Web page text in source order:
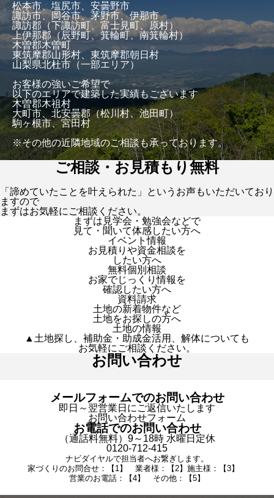
松本市、塩尻市、安曇野市
諏訪市、岡谷市、茅野市、伊那市
諏訪郡（下諏訪町、富士見町、原村）
上伊那郡（辰野町、箕輪町、南箕輪村）
木曽郡木曽町
東筑摩郡山形村、東筑摩郡朝日村
山梨県北杜市（一部エリア）
お客様の強いご希望で
以下のエリアで建築した実績もございます
木曽郡木祖村
大町市、北安曇郡（松川村、池田町）
駒ヶ根市、宮田村
※その他の近隣地域のご相談も承っております。
ご相談・お見積もり無料
「諦めていたことを叶えられた」というお声もいただいており
ますので
まずはお気軽にご相談ください。
まずは見学会・勉強会などで
見て・聞いて体感したい方へ
イベント情報
お見積りや資金相談を
したい方へ
無料個別相談
お家でじっくり情報を
確認したい方へ
資料請求
土地の新着物件など
土地をお探しの方へ
土地の情報
▲土地探し、補助金・助成金活用、解体についても
お気軽にご相談ください。
お問い合わせ
メールフォームでのお問い合わせ
即日～翌営業日にご返信いたします
お問い合わせフォーム
お電話でのお問い合わせ
（通話料無料）9～18時 水曜日定休
0120-712-415
ナビダイヤルで担当者へお繋ぎします。
家づくりのお問合せ：【1】 業者様：【2】施主様：【3】
営業のお電話：【4】 その他：【5】